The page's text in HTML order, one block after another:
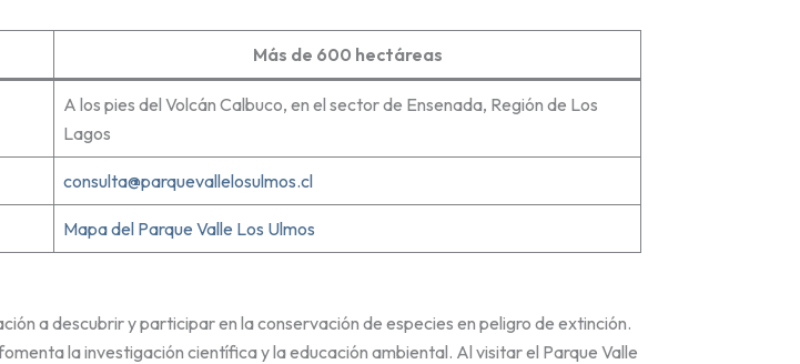
Más de 600 hectáreas
A los pies del Volcán Calbuco, en el sector de Ensenada, Región de Los
Lagos
consulta@parquevallelosulmos.cl
Mapa del Parque Valle Los Ulmos
a descubrir y participar en la conservación de especies en peligro de extinción.
la investigación científica y la educación ambiental. Al visitar el Parque Valle